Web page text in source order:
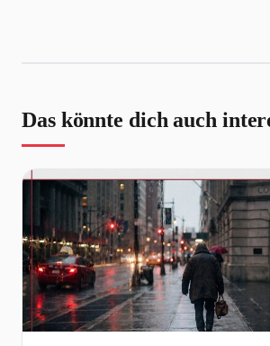
Das könnte dich auch